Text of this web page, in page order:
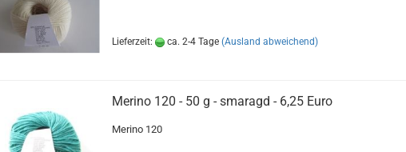
Lieferzeit: ca. 2-4 Tage (Ausland abweichend)
Merino 120 - 50 g - smaragd - 6,25 Euro
Merino 120